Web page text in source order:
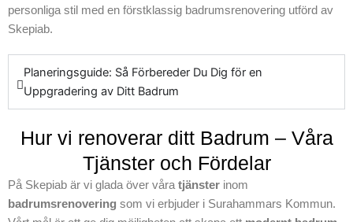
förväntningar, hör
av dig till oss
direkt. Vi ser fram
emot att stötta dig
från början till slut
och förvandla ditt
befintliga badrum
till din perfekta oas.
personliga stil med en förstklassig badrumsrenovering utförd av
Skepiab.
Planeringsguide: Så Förbereder Du Dig för en
Uppgradering av Ditt Badrum
Hur vi renoverar ditt Badrum – Våra
Tjänster och Fördelar
På Skepiab är vi glada över våra tjänster inom
badrumsrenovering som vi erbjuder i Surahammars Kommun.